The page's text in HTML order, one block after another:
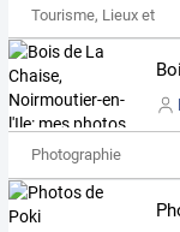
Tourisme, Lieux et
Photographie